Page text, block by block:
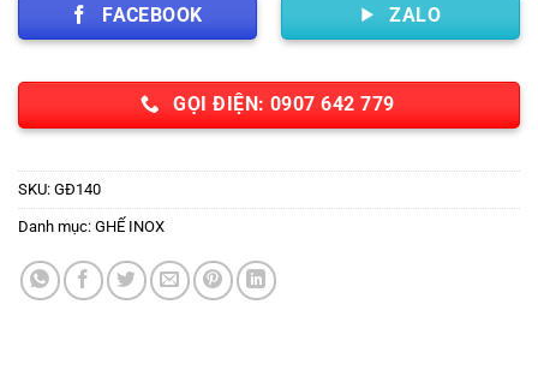
FACEBOOK ZALO
GỌI ĐIỆN: 0907 642 779
SKU: GĐ140
Danh mục: GHẾ INOX